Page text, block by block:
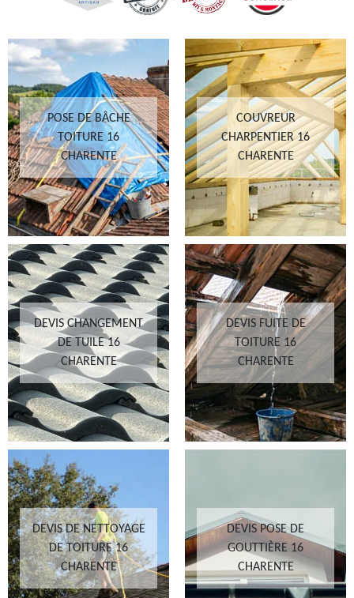
POSE DE BÂCHE
TOITURE 16
CHARENTE
COUVREUR
CHARPENTIER 16
CHARENTE
DEVIS CHANGEMENT
DE TUILE 16
CHARENTE
DEVIS FUITE DE
TOITURE 16
CHARENTE
DEVIS DE NETTOYAGE
DE TOITURE 16
CHARENTE
DEVIS POSE DE
GOUTTIÈRE 16
CHARENTE